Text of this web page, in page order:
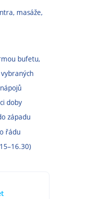
masáže,
bufetu,
doby
západu
řádu
–16.30)